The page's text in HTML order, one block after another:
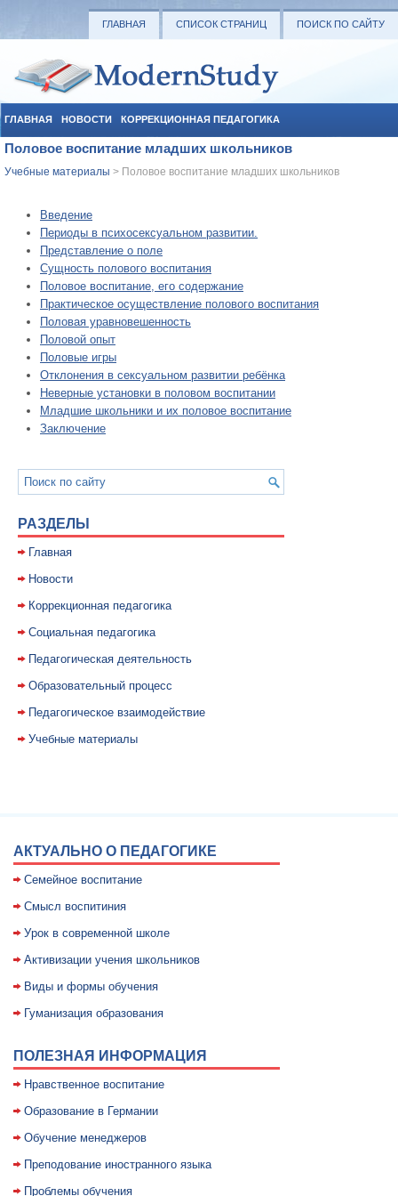
ГЛАВНАЯ СПИСОК СТРАНИЦ ПОИСК ПО САЙТУ
ГЛАВНАЯ НОВОСТИ КОРРЕКЦИОННАЯ ПЕДАГОГИКА
СОЦИАЛЬНАЯ ПЕДАГОГИКА УЧЕБНЫЕ МАТЕРИАЛЫ
Половое воспитание младших школьников
Учебные материалы > Половое воспитание младших школьников
Введение
Периоды в психосексуальном развитии.
Представление о поле
Сущность полового воспитания
Половое воспитание, его содержание
Практическое осуществление полового воспитания
Половая уравновешенность
Половой опыт
Половые игры
Отклонения в сексуальном развитии ребёнка
Неверные установки в половом воспитании
Младшие школьники и их половое воспитание
Заключение
РАЗДЕЛЫ
Главная
Новости
Коррекционная педагогика
Социальная педагогика
Педагогическая деятельность
Образовательный процесс
Педагогическое взаимодействие
Учебные материалы
АКТУАЛЬНО О ПЕДАГОГИКЕ
Семейное воспитание
Смысл воспитиния
Уpок в совpеменной школе
Активизации учения школьников
Виды и формы обучения
Гуманизация образования
ПОЛЕЗНАЯ ИНФОРМАЦИЯ
Нравственное воспитание
Образование в Германии
Обучение менеджеров
Преподование иностранного языка
Проблемы обучения